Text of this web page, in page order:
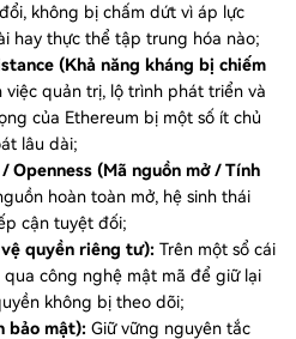
không bị chấm dứt vì áp lực
hay thực thể tập trung hóa nào;
(Khả năng kháng bị chiếm
việc quản trị, lộ trình phát triển và
của Ethereum bị một số ít chủ
lâu dài;
Openness (Mã nguồn mở / Tính
hoàn toàn mở, hệ sinh thái
cận tuyệt đối;
quyền riêng tư): Trên một sổ cái
qua công nghệ mật mã để giữ lại
không bị theo dõi;
bảo mật): Giữ vững nguyên tắc